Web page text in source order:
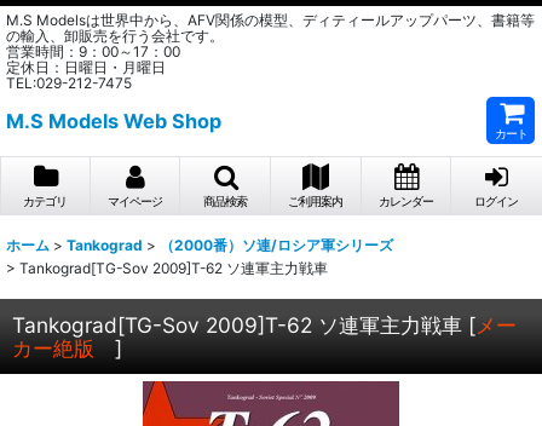
M.S Modelsは世界中から、AFV関係の模型、ディティールアップパーツ、書籍等
の輸入、卸販売を行う会社です。
営業時間：9：00～17：00
定休日：日曜日・月曜日
TEL:029-212-7475
M.S Models Web Shop
カート
カテゴリ マイページ 商品検索 ご利用案内 カレンダー ログイン
ホーム > Tankograd >
（2000番）ソ連/ロシア軍シリーズ
> Tankograd[TG-Sov 2009]T-62 ソ連軍主力戦車
Tankograd[TG-Sov 2009]T-62 ソ連軍主力戦車 [メー
カー絶版 ]